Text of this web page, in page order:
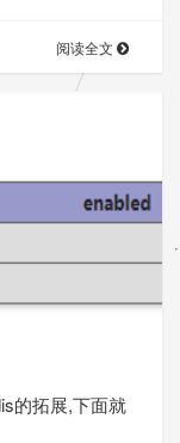
阅读全文
的拓展,下面就